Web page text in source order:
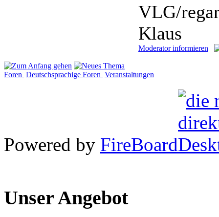
VLG/
Klaus
Moderator informieren
Foren Deutschsprachige Foren Veranstaltungen
Powered by FireBoard
Unser Angebot